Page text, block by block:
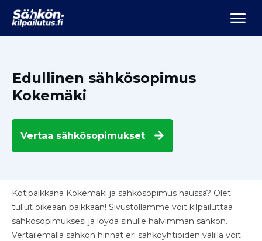
Edullinen sähkösopimus
Kokemäki
Vertaa sähkösopimukset
Kotipaikkana Kokemäki ja sähkösopimus haussa? Olet
tullut oikeaan paikkaan! Sivustollamme voit kilpailuttaa
sähkösopimuksesi ja löydä sinulle halvimman sähkön.
Vertailemalla sähkön hinnat eri sähköyhtiöiden välillä voit